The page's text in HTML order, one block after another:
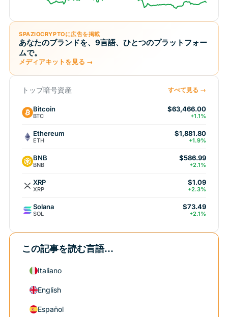
SPAZIOCRYPTOに広告を掲載
あなたのブランドを、9言語、ひとつのプラットフォー
ムで。
メディアキットを見る →
トップ暗号資産 すべて見る →
Bitcoin
BTC
$63,466.00
+1.1%
Ethereum
ETH
$1,881.80
+1.9%
BNB
BNB
$586.99
+2.1%
XRP
XRP
$1.09
+2.3%
Solana
SOL
$73.49
+2.1%
この記事を読む言語...
Italiano
English
Español